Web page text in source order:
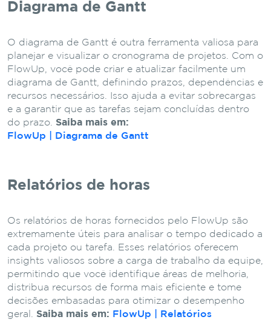
Diagrama de Gantt
O diagrama de Gantt é outra ferramenta valiosa para
planejar e visualizar o cronograma de projetos. Com o
FlowUp, você pode criar e atualizar facilmente um
diagrama de Gantt, definindo prazos, dependências e
recursos necessários. Isso ajuda a evitar sobrecargas
e a garantir que as tarefas sejam concluídas dentro
do prazo. Saiba mais em:
FlowUp | Diagrama de Gantt
Relatórios de horas
Os relatórios de horas fornecidos pelo FlowUp são
extremamente úteis para analisar o tempo dedicado a
cada projeto ou tarefa. Esses relatórios oferecem
insights valiosos sobre a carga de trabalho da equipe,
permitindo que você identifique áreas de melhoria,
distribua recursos de forma mais eficiente e tome
decisões embasadas para otimizar o desempenho
geral. Saiba mais em: FlowUp | Relatórios